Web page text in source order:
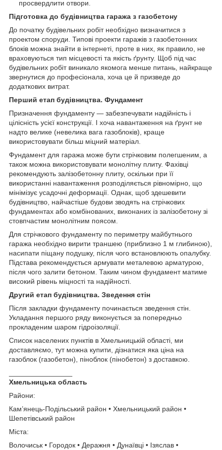
просвердлити отвори.
Підготовка до будівництва гаража з газобетону
До початку будівельних робіт необхідно визначитися з
проектом споруди. Типові проекти гаражів з газобетонних
блоків можна знайти в інтернеті, проте в них, як правило, не
враховуються тип місцевості та якість ґрунту. Щоб під час
будівельних робіт виникало якомога менше питань, найкраще
звернутися до професіонала, хоча це й призведе до
додаткових витрат.
Перший етап будівництва. Фундамент
Призначення фундаменту — забезпечувати надійність і
цілісність усієї конструкції. І хоча навантаження на ґрунт не
надто велике (невелика вага газоблоків), краще
використовувати більш міцний матеріал.
Фундамент для гаража може бути стрічковим полегшеним, а
також можна використовувати монолітну плиту. Фахівці
рекомендують залізобетонну плиту, оскільки при її
використанні навантаження розподіляється рівномірно, що
мінімізує усадочні деформації. Однак, щоб здешевити
будівництво, найчастіше будови зводять на стрічкових
фундаментах або комбінованих, виконаних із залізобетону зі
стовпчастим монолітним поясом.
Для стрічкового фундаменту по периметру майбутнього
гаража необхідно вирити траншею (приблизно 1 м глибиною),
насипати піщану подушку, після чого встановлюють опалубку.
Підстава рекомендується армувати металевою арматурою,
після чого залити бетоном. Таким чином фундамент матиме
високий рівень міцності та надійності.
Другий етап будівництва. Зведення стін
Після закладки фундаменту починається зведення стін.
Укладання першого ряду виконується за попередньо
прокладеним шаром гідроізоляції.
Список населених пунктів в Хмельницькій області, ми
доставляємо, тут можна купити, дізнатися яка ціна на
газоблок (газобетон), піноблок (пінобетон) з доставкою.
Хмельницька область
Райони:
Кам’янець-Подільський район • Хмельницький район •
Шепетівський район
Міста:
Волочиськ • Городок • Деражня • Дунаївці • Ізяслав •